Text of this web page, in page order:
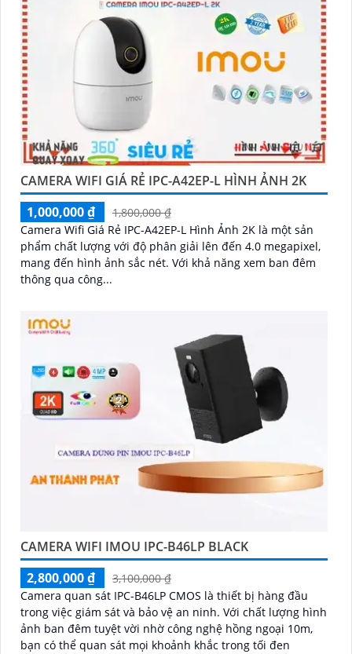
CAMERA WIFI GIÁ RẺ IPC-A42EP-L HÌNH ẢNH 2K
1,000,000 ₫
1,800,000 ₫
Camera Wifi Giá Rẻ IPC-A42EP-L Hình Ảnh 2K là một sản
phẩm chất lượng với độ phân giải lên đến 4.0 megapixel,
mang đến hình ảnh sắc nét. Với khả năng xem ban đêm
thông qua công...
CAMERA WIFI IMOU IPC-B46LP BLACK
2,800,000 ₫
3,100,000 ₫
Camera quan sát IPC-B46LP CMOS là thiết bị hàng đầu
trong việc giám sát và bảo vệ an ninh. Với chất lượng hình
ảnh ban đêm tuyệt vời nhờ công nghệ hồng ngoại 10m,
bạn có thể quan sát mọi khoảnh khắc trong tối đen